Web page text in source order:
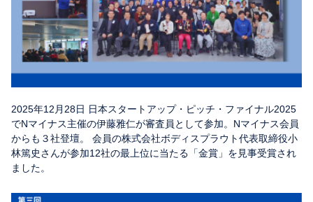
2025年12月28日 日本スタートアップ・ピッチ・ファイナル2025
でNマイナス主催の伊藤雅仁が審査員として参加。Nマイナス会員
からも３社登壇。 会員の株式会社ボディスプラウト代表取締役小
林篤史さんが参加12社の最上位に当たる「金賞」を見事受賞され
ました。